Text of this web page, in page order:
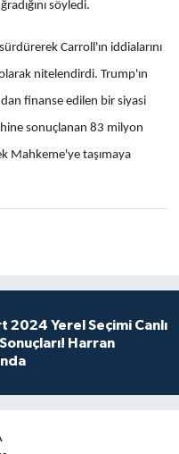
söyledi.
Carroll'ın iddialarını
nitelendirdi. Trump'ın
finanse edilen bir siyasi
sonuçlanan 83 milyon
Mahkeme'ye taşımaya
2024 Yerel Seçimi Canlı
Harran